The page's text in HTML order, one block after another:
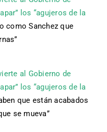
los “agujeros de la
como Sanchez que
”
al Gobierno de
los “agujeros de la
que están acabados
se mueva”